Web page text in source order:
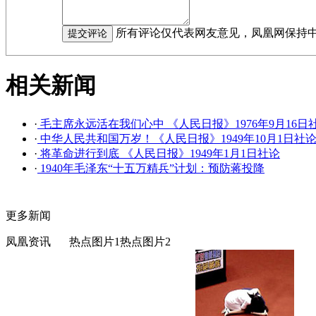
所有评论仅代表网友意见，凤凰网保持中
相关新闻
· 毛主席永远活在我们心中 《人民日报》1976年9月16日
· 中华人民共和国万岁！《人民日报》1949年10月1日社论
· 将革命进行到底 《人民日报》1949年1月1日社论
· 1940年毛泽东“十五万精兵”计划：预防蒋投降
更多新闻
凤凰资讯 热点图片1热点图片2